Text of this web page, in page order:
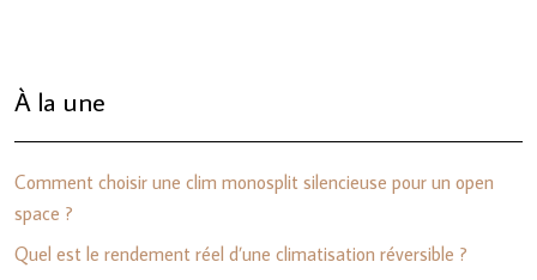
À la une
Comment choisir une clim monosplit silencieuse pour un open
space ?
Quel est le rendement réel d’une climatisation réversible ?